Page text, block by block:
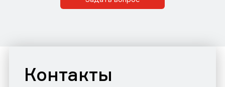
Контакты